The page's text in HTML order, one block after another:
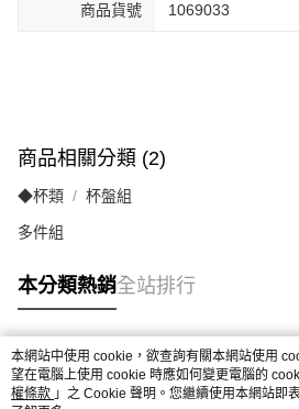
商品貨號 1069033
商品相關分類 (2)
◆杯類 杯盤組
多件組
本分類熱銷全站排行
熱門標籤
本網站中使用 cookie，欲查詢有關本網站使用
望在電腦上使用 cookie 時應如何變更電腦的
權條款 」之 Cookie 聲明。您繼續使用本網站即